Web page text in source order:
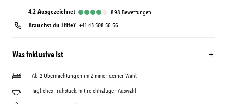
4.2 ausgezeichnet 898 Bewertungen
Brauchst du Hilfe? +41 43 508 56 56
Was inklusive ist
Ab 2 Übernachtungen im Zimmer deiner Wahl
Tägliches Frühstück mit reichhaltiger Auswahl